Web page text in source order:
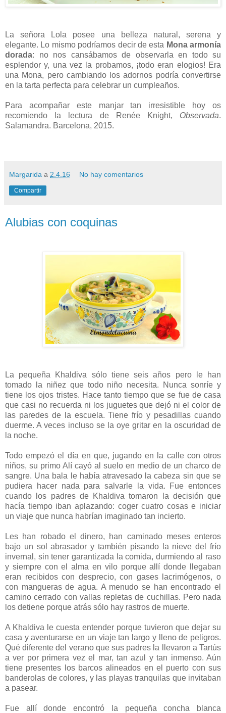
La señora Lola posee una belleza natural, serena y
elegante. Lo mismo podríamos decir de esta Mona armonía
dorada: no nos cansábamos de observarla en todo su
esplendor y, una vez la probamos, ¡todo eran elogios! Era
una Mona, pero cambiando los adornos podría convertirse
en la tarta perfecta para celebrar un cumpleaños.
Para acompañar este manjar tan irresistible hoy os
recomiendo la lectura de Renée Knight, Observada.
Salamandra. Barcelona, 2015.
Margarida a 2.4.16 No hay comentarios
Compartir
Alubias con coquinas
La pequeña Khaldiva sólo tiene seis años pero le han
tomado la niñez que todo niño necesita. Nunca sonríe y
tiene los ojos tristes. Hace tanto tiempo que se fue de casa
que casi no recuerda ni los juguetes que dejó ni el color de
las paredes de la escuela. Tiene frío y pesadillas cuando
duerme. A veces incluso se la oye gritar en la oscuridad de
la noche.
Todo empezó el día en que, jugando en la calle con otros
niños, su primo Alí cayó al suelo en medio de un charco de
sangre. Una bala le había atravesado la cabeza sin que se
pudiera hacer nada para salvarle la vida. Fue entonces
cuando los padres de Khaldiva tomaron la decisión que
hacía tiempo iban aplazando: coger cuatro cosas e iniciar
un viaje que nunca habrían imaginado tan incierto.
Les han robado el dinero, han caminado meses enteros
bajo un sol abrasador y también pisando la nieve del frío
invernal, sin tener garantizada la comida, durmiendo al raso
y siempre con el alma en vilo porque allí donde llegaban
eran recibidos con desprecio, con gases lacrimógenos, o
con mangueras de agua. A menudo se han encontrado el
camino cerrado con vallas repletas de cuchillas. Pero nada
los detiene porque atrás sólo hay rastros de muerte.
A Khaldiva le cuesta entender porque tuvieron que dejar su
casa y aventurarse en un viaje tan largo y lleno de peligros.
Qué diferente del verano que sus padres la llevaron a Tartús
a ver por primera vez el mar, tan azul y tan inmenso. Aún
tiene presentes los barcos alineados en el puerto con sus
banderolas de colores, y las playas tranquilas que invitaban
a pasear.
Fue allí donde encontró la pequeña concha blanca